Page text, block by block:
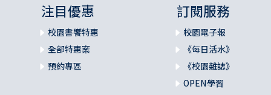
注目優惠
校園書饗特惠
全部特惠案
預約專區
訂閱服務
校園電子報
《每日活水》
《校園雜誌》
OPEN學習